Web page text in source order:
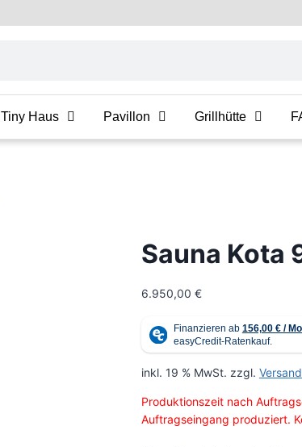
Tiny Haus Pavillon Grillhütte
Sauna Kota
6.950,00 €
inkl. 19 % MwSt. zzgl.
Produktionszeit nach
Auftragseingang produziert.